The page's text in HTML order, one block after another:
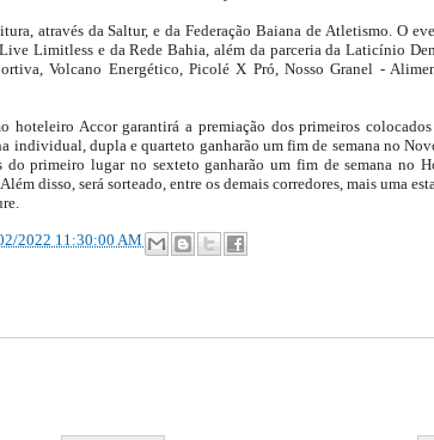
através da Saltur, e da Federação Baiana de Atletismo. O
Limitless e da Rede Bahia, além da parceria da Laticínio
Volcano Energético, Picolé X Pró, Nosso Granel -
hoteleiro Accor garantirá a premiação dos primeiros
individual, dupla e quarteto ganharão um fim de semana no
do primeiro lugar no sexteto ganharão um fim de semana no
disso, será sorteado, entre os demais corredores, mais uma
2022 11:30:00 AM